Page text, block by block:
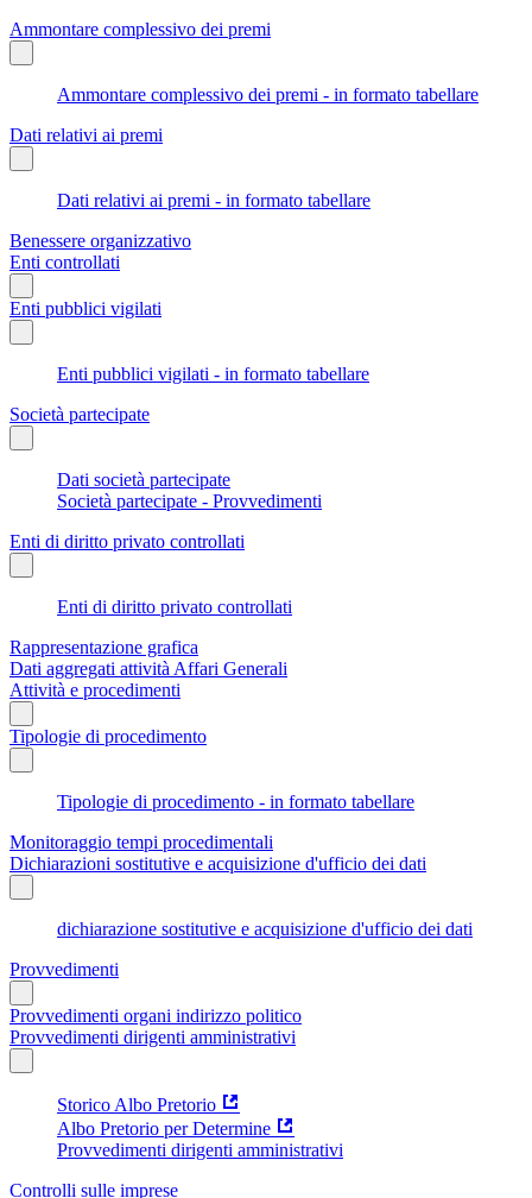
Ammontare complessivo dei premi
Ammontare complessivo dei premi - in formato tabellare
Dati relativi ai premi
Dati relativi ai premi - in formato tabellare
Benessere organizzativo
Enti controllati
Enti pubblici vigilati
Enti pubblici vigilati - in formato tabellare
Società partecipate
Dati società partecipate
Società partecipate - Provvedimenti
Enti di diritto privato controllati
Enti di diritto privato controllati
Rappresentazione grafica
Dati aggregati attività Affari Generali
Attività e procedimenti
Tipologie di procedimento
Tipologie di procedimento - in formato tabellare
Monitoraggio tempi procedimentali
Dichiarazioni sostitutive e acquisizione d'ufficio dei dati
dichiarazione sostitutive e acquisizione d'ufficio dei dati
Provvedimenti
Provvedimenti organi indirizzo politico
Provvedimenti dirigenti amministrativi
Storico Albo Pretorio
Albo Pretorio per Determine
Provvedimenti dirigenti amministrativi
Controlli sulle imprese